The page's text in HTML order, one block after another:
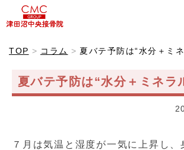
TOP コラム 夏バテ予防は“水分＋ミ
夏バテ予防は“水分＋ミネラ
７月は気温と湿度が一気に上昇し、